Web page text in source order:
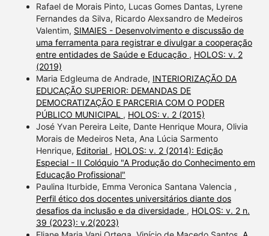
Rafael de Morais Pinto, Lucas Gomes Dantas, Lyrene
Fernandes da Silva, Ricardo Alexsandro de Medeiros
Valentim, SIMAIES - Desenvolvimento e discussão de
uma ferramenta para registrar e divulgar a cooperação
entre entidades de Saúde e Educação , HOLOS: v. 2
(2019)
Maria Edgleuma de Andrade, INTERIORIZAÇÃO DA
EDUCAÇÃO SUPERIOR: DEMANDAS DE
DEMOCRATIZAÇÃO E PARCERIA COM O PODER
PÚBLICO MUNICIPAL , HOLOS: v. 2 (2015)
José Yvan Pereira Leite, Dante Henrique Moura, Olivia
Morais de Medeiros Neta, Ana Lúcia Sarmento
Henrique, Editorial , HOLOS: v. 2 (2014): Edição
Especial - II Colóquio "A Produção do Conhecimento em
Educação Profissional"
Paulina Iturbide, Emma Veronica Santana Valencia ,
Perfil ético dos docentes universitários diante dos
desafios da inclusão e da diversidade , HOLOS: v. 2 n.
39 (2023): v.2(2023)